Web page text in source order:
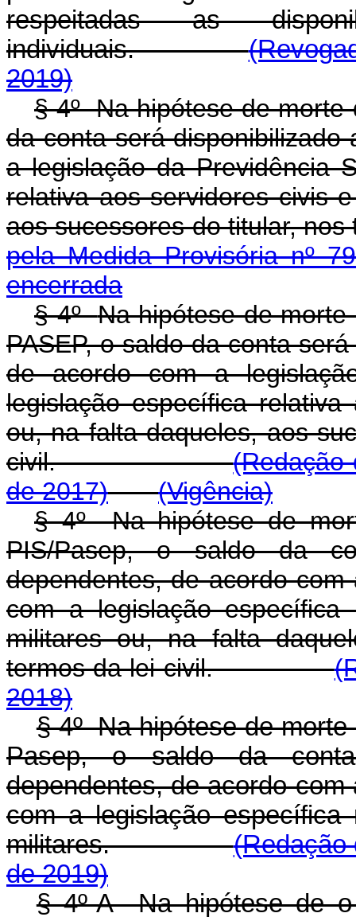
respeitadas as
individuais.
2019)
§ 4º Na hipótese de morte
da conta será
a legislação da Previdência
relativa aos servidores civis
aos sucessores do
pela Medida Provisória nº
encerrada
§ 4ºNa hipótese de
PASEP, o saldo da conta
de acordo com a
legislação específica
ou, na falta daqueles, aos
civil.(Redação
de 2017)
(Vigência)
§ 4º Na hipótese de
PIS/Pasep, o saldo da
dependentes, de acordo
com a legislação
militares ou, na falta
termos da lei civil.
2018)
§ 4º Na hipótese de
Pasep, o saldo da
dependentes, de acordo
com a legislação
militares.(Redação
de 2019)
§ 4º-A Na hipótese de